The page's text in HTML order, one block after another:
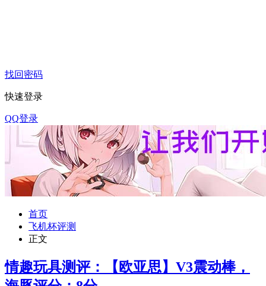
找回密码
快速登录
QQ登录
首页
飞机杯评测
正文
情趣玩具测评：【欧亚思】V3震动棒，